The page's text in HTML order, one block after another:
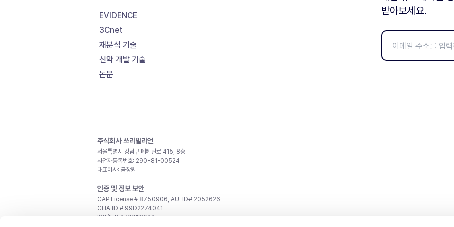
EVIDENCE
3Cnet
재분석 기술
신약 개발 기술
논문
받아보세요.
주식회사 쓰리빌리언
서울특별시 강남구 테헤란로 415, 8층
사업자등록번호: 290-81-00524
대표이사: 금창원
인증 및 정보 보안
CAP License # 8750906, AU-ID# 2052626
CLIA ID # 99D2274041
ISO/IEC 27001:2022